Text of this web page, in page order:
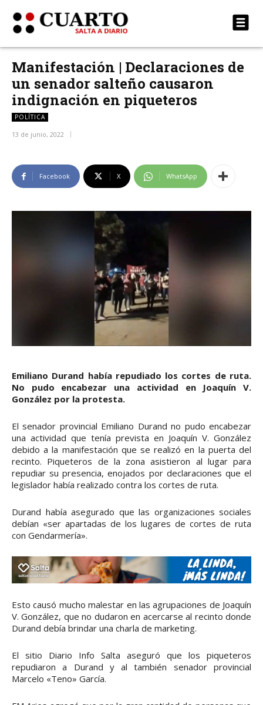
Manifestación | Declaraciones de
un senador salteño causaron
indignación en piqueteros
POLÍTICA
13 de junio, 2022
Facebook X WhatsApp
Emiliano Durand había repudiado los cortes de ruta.
No pudo encabezar una actividad en Joaquín V.
González por la protesta.
El senador provincial Emiliano Durand no pudo encabezar
una actividad que tenía prevista en Joaquín V. González
debido a la manifestación que se realizó en la puerta del
recinto. Piqueteros de la zona asistieron al lugar para
repudiar su presencia, enojados por declaraciones que el
legislador había realizado contra los cortes de ruta.
Durand había asegurado que las organizaciones sociales
debían «ser apartadas de los lugares de cortes de ruta
con Gendarmería».
Esto causó mucho malestar en las agrupaciones de Joaquín
V. González, que no dudaron en acercarse al recinto donde
Durand debía brindar una charla de marketing.
El sitio Diario Info Salta aseguró que los piqueteros
repudiaron a Durand y al también senador provincial
Marcelo «Teno» García.